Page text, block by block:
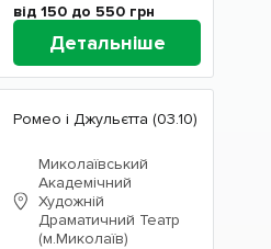
від 150 до 550 грн
Детальніше
Ромео і Джульєтта (03.10)
Миколаївський
Академічний
Художній
Драматичний Театр
(м.Миколаїв)